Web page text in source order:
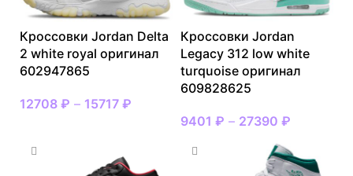
Кроссовки Jordan Delta
2 white royal оригинал
602947865
12708 ₽ – 15717 ₽
Кроссовки Jordan
Legacy 312 low white
turquoise оригинал
609828625
9401 ₽ – 27390 ₽